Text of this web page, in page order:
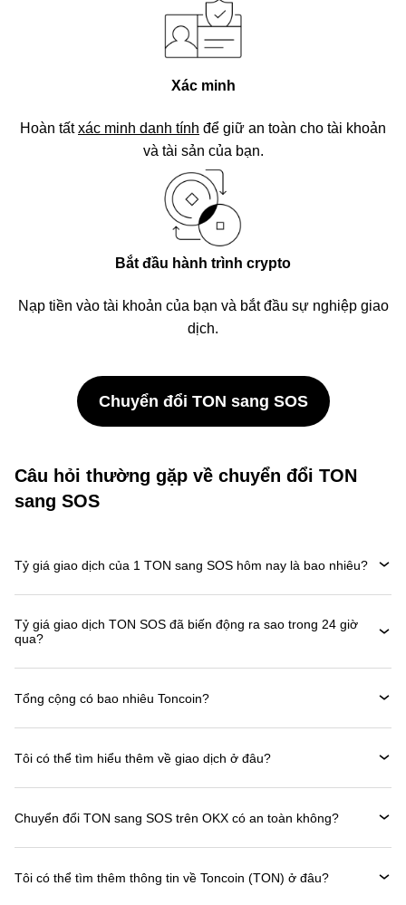
Xác minh
Hoàn tấtxác minh danh tính để giữ an toàn cho tài khoản
và tài sản của bạn.
Bắt đầu hành trình crypto
Nạp tiền vào tài khoản của bạn và bắt đầu sự nghiệp giao
dịch.
Chuyển đổi TON sang SOS
Câu hỏi thường gặp về chuyển đổi TON
sang SOS
Tỷ giá giao dịch của 1 TON sang SOS hôm nay là bao nhiêu?
Tỷ giá giao dịch TON SOS đã biến động ra sao trong 24 giờ
qua?
Tổng cộng có bao nhiêu Toncoin?
Tôi có thể tìm hiểu thêm về giao dịch ở đâu?
Chuyển đổi TON sang SOS trên OKX có an toàn không?
Tôi có thể tìm thêm thông tin về Toncoin (TON) ở đâu?